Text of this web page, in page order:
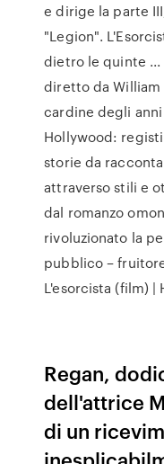
e dirige la parte
"Legion".
dietro le quinte ...
diretto da
cardine degli
Hollywood:
storie da
attraverso stili e
dal romanzo
rivoluzionato la
pubblico –
L'esorcista (film) |
Regan,
dell'attrice
di un